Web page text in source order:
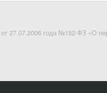
27.07.2006 года №152-ФЗ «О